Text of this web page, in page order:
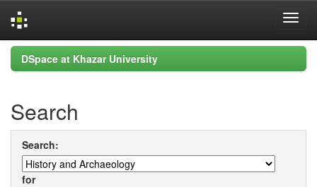
Skip
navigation
DSpace at Khazar University
Search
Search:
for